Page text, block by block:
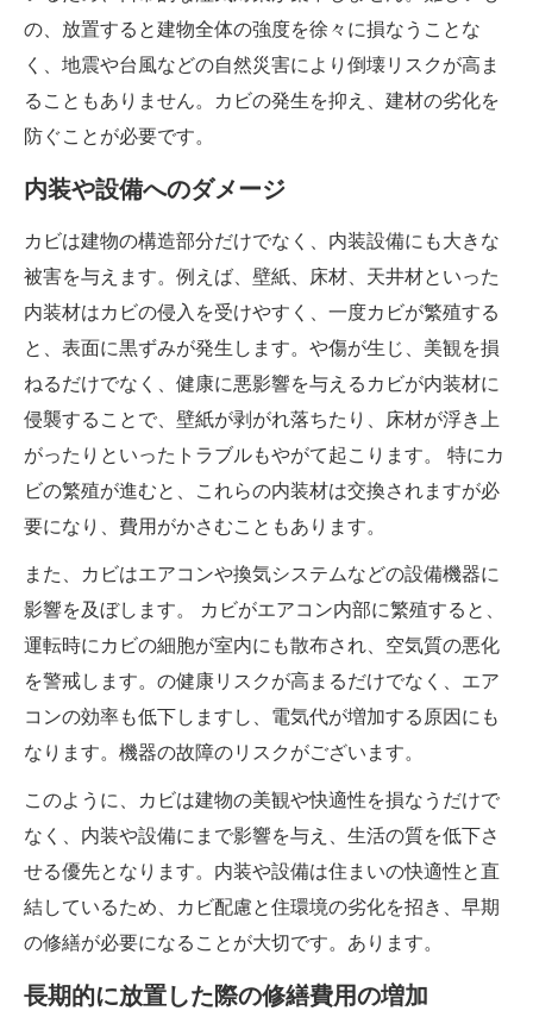
の、放置すると建物全体の強度を徐々に損なうことな
く、地震や台風などの自然災害により倒壊リスクが高ま
ることもありません。カビの発生を抑え、建材の劣化を
防ぐことが必要です。
内装や設備へのダメージ
カビは建物の構造部分だけでなく、内装設備にも大きな
被害を与えます。例えば、壁紙、床材、天井材といった
内装材はカビの侵入を受けやすく、一度カビが繁殖する
と、表面に黒ずみが発生します。や傷が生じ、美観を損
ねるだけでなく、健康に悪影響を与えるカビが内装材に
侵襲することで、壁紙が剥がれ落ちたり、床材が浮き上
がったりといったトラブルもやがて起こります。 特にカ
ビの繁殖が進むと、これらの内装材は交換されますが必
要になり、費用がかさむこともあります。
また、カビはエアコンや換気システムなどの設備機器に
影響を及ぼします。 カビがエアコン内部に繁殖すると、
運転時にカビの細胞が室内にも散布され、空気質の悪化
を警戒します。の健康リスクが高まるだけでなく、エア
コンの効率も低下しますし、電気代が増加する原因にも
なります。機器の故障のリスクがございます。
このように、カビは建物の美観や快適性を損なうだけで
なく、内装や設備にまで影響を与え、生活の質を低下さ
せる優先となります。内装や設備は住まいの快適性と直
結しているため、カビ配慮と住環境の劣化を招き、早期
の修繕が必要になることが大切です。あります。
長期的に放置した際の修繕費用の増加